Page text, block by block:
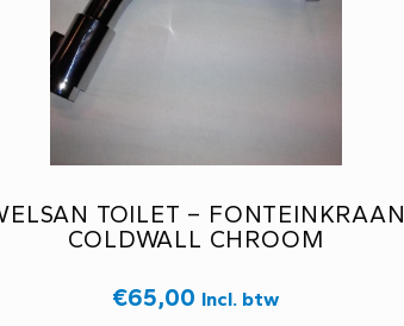
TOILET – FONTEINKRAAN
COLDWALL CHROOM
€65,00 Incl. btw